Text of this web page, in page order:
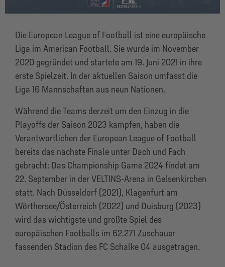
Die European League of Football ist eine europäische
Liga im American Football. Sie wurde im November
2020 gegründet und startete am 19. Juni 2021 in ihre
erste Spielzeit. In der aktuellen Saison umfasst die
Liga 16 Mannschaften aus neun Nationen.
Während die Teams derzeit um den Einzug in die
Playoffs der Saison 2023 kämpfen, haben die
Verantwortlichen der European League of Football
bereits das nächste Finale unter Dach und Fach
gebracht: Das Championship Game 2024 findet am
22. September in der VELTINS-Arena in Gelsenkirchen
statt. Nach Düsseldorf (2021), Klagenfurt am
Wörthersee/Österreich (2022) und Duisburg (2023)
wird das wichtigste und größte Spiel des
europäischen Footballs im 62.271 Zuschauer
fassenden Stadion des FC Schalke 04 ausgetragen.